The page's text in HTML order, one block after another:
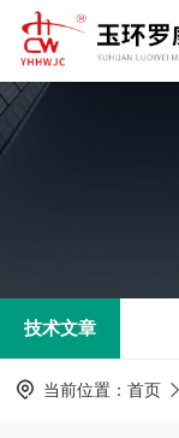
技术文章
当前位置： 首页